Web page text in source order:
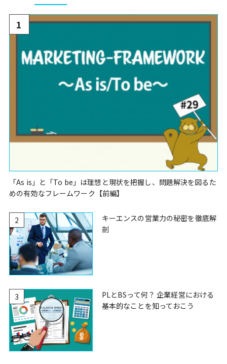
1
「As is」と「To be」は理想と現状を把握し、問題解決を図るた
めの有効なフレームワーク【前編】
2
キーエンスの営業力の秘密を徹底解
剖
3
PLとBSって何？ 企業経営における
基本的なことを知っておこう